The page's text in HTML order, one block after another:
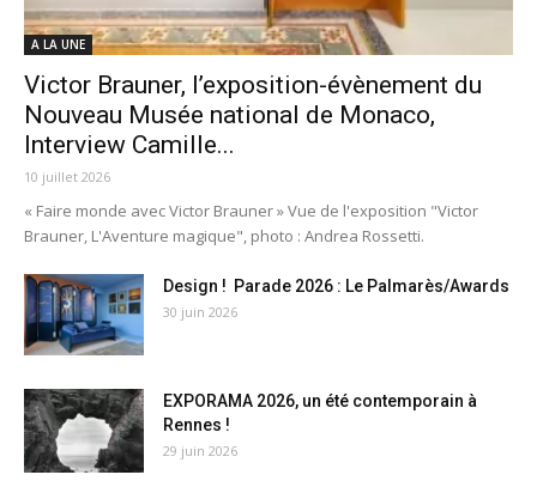
A LA UNE
Victor Brauner, l’exposition-évènement du
Nouveau Musée national de Monaco,
Interview Camille...
10 juillet 2026
« Faire monde avec Victor Brauner » Vue de l'exposition "Victor
Brauner, L'Aventure magique", photo : Andrea Rossetti.
Design ! Parade 2026 : Le Palmarès/Awards
30 juin 2026
EXPORAMA 2026, un été contemporain à
Rennes !
29 juin 2026